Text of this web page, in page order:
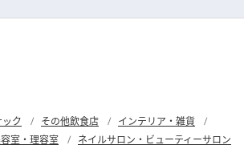
ク その他飲食店
インテリア・雑貨
室・理容室
ネイルサロン・ビューティーサロン